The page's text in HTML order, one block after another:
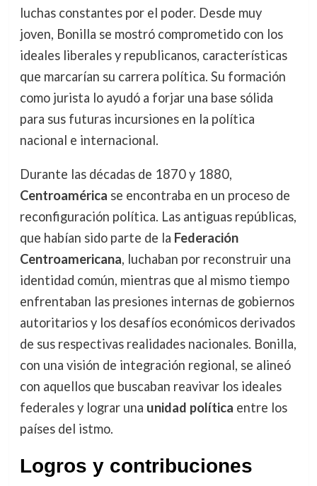
luchas constantes por el poder. Desde muy
joven, Bonilla se mostró comprometido con los
ideales liberales y republicanos, características
que marcarían su carrera política. Su formación
como jurista lo ayudó a forjar una base sólida
para sus futuras incursiones en la política
nacional e internacional.
Durante las décadas de 1870 y 1880,
Centroamérica se encontraba en un proceso de
reconfiguración política. Las antiguas repúblicas,
que habían sido parte de la Federación
Centroamericana, luchaban por reconstruir una
identidad común, mientras que al mismo tiempo
enfrentaban las presiones internas de gobiernos
autoritarios y los desafíos económicos derivados
de sus respectivas realidades nacionales. Bonilla,
con una visión de integración regional, se alineó
con aquellos que buscaban reavivar los ideales
federales y lograr una unidad política entre los
países del istmo.
Logros y contribuciones